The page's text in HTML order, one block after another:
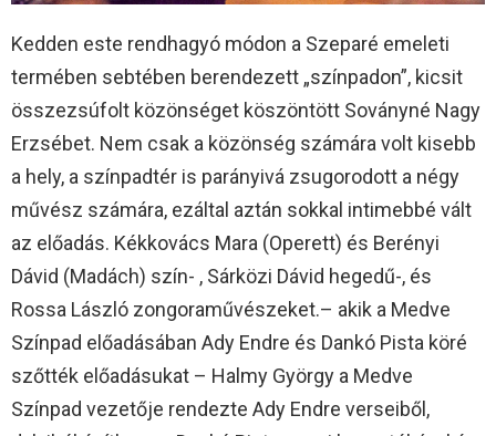
Kedden este rendhagyó módon a Szeparé emeleti
termében sebtében berendezett „színpadon”, kicsit
összezsúfolt közönséget köszöntött Soványné Nagy
Erzsébet. Nem csak a közönség számára volt kisebb
a hely, a színpadtér is parányivá zsugorodott a négy
művész számára, ezáltal aztán sokkal intimebbé vált
az előadás. Kékkovács Mara (Operett) és Berényi
Dávid (Madách) szín- , Sárközi Dávid hegedű-, és
Rossa László zongoraművészeket.– akik a Medve
Színpad előadásában Ady Endre és Dankó Pista köré
szőtték előadásukat – Halmy György a Medve
Színpad vezetője rendezte Ady Endre verseiből,